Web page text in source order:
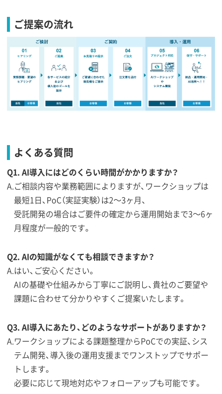
ご提案の流れ
よくある質問
Q1. AI導入にはどのくらい時間がかかりますか？
ご相談内容や業務範囲によりますが、ワークショップは
最短1日、PoC（実証実験）は2〜3ヶ月、
受託開発の場合はご要件の確定から運用開始まで3〜6ヶ
月程度が一般的です。
Q2. AIの知識がなくても相談できますか？
はい、ご安心ください。
AIの基礎や仕組みから丁寧にご説明し、貴社のご要望や
課題に合わせて分かりやすくご提案いたします。
Q3. AI導入にあたり、どのようなサポートがありますか？
ワークショップによる課題整理からPoCでの実証、シス
テム開発、導入後の運用支援までワンストップでサポー
トします。
必要に応じて現地対応やフォローアップも可能です。